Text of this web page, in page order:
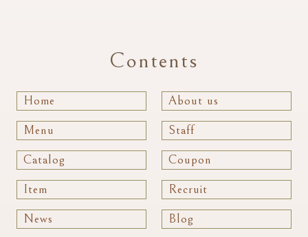
Contents
Home About us
Menu Staff
Catalog Coupon
Item Recruit
News Blog